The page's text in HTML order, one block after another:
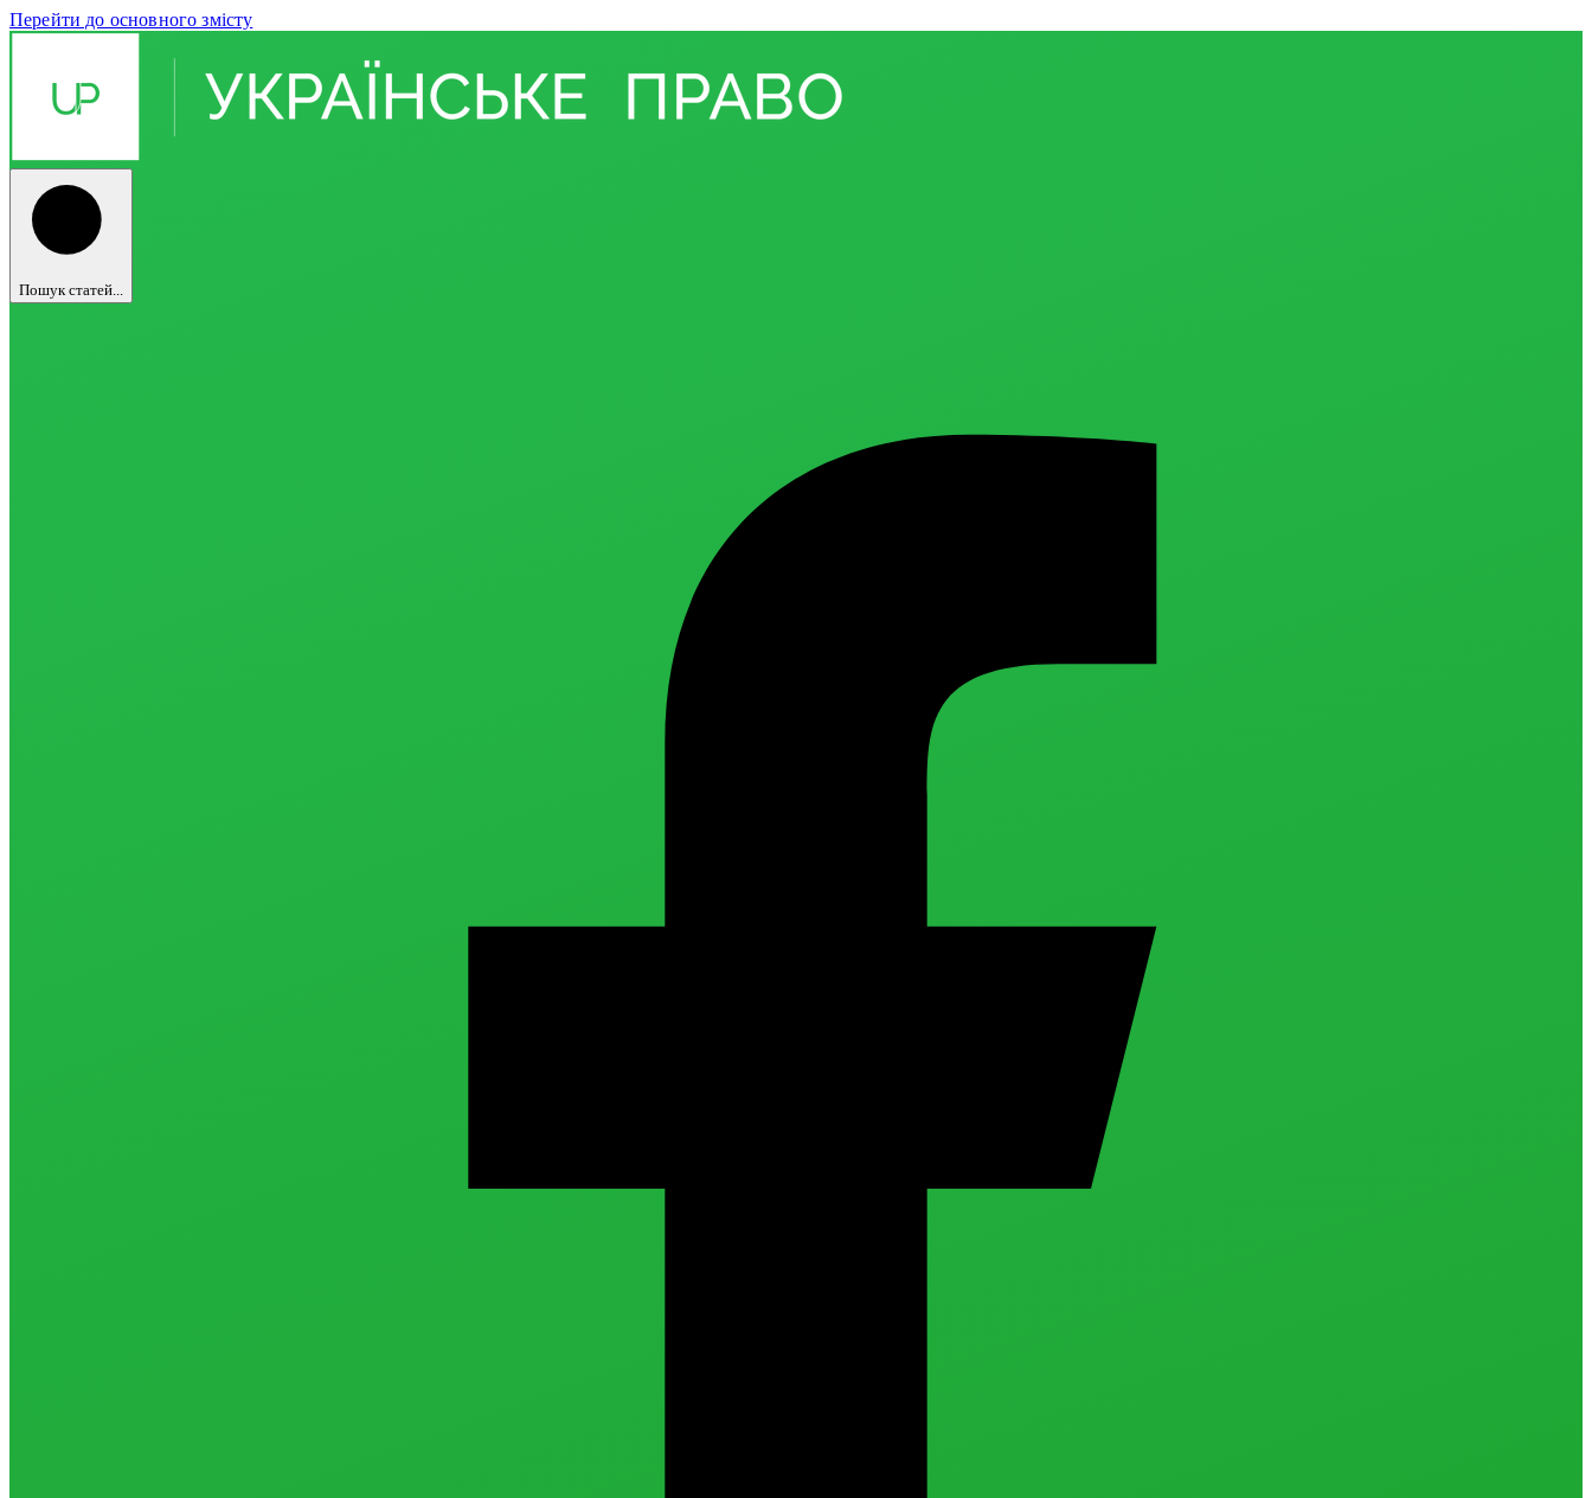
Перейти до основного змісту
Пошук статей...